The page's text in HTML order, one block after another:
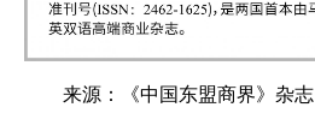
来源：《中国东盟商界》杂志